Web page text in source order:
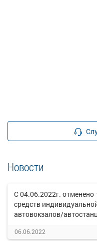
Новости
С 04.06.2022г. отменено
средств
автовокзалов/
06.06.2022